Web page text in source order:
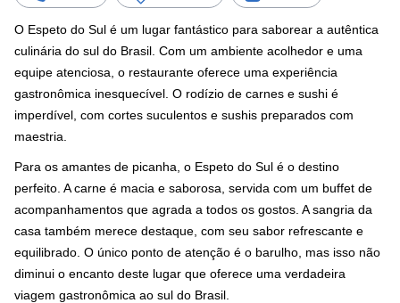
O Espeto do Sul é um lugar fantástico para saborear a autêntica
culinária do sul do Brasil. Com um ambiente acolhedor e uma
equipe atenciosa, o restaurante oferece uma experiência
gastronômica inesquecível. O rodízio de carnes e sushi é
imperdível, com cortes suculentos e sushis preparados com
maestria.
Para os amantes de picanha, o Espeto do Sul é o destino
perfeito. A carne é macia e saborosa, servida com um buffet de
acompanhamentos que agrada a todos os gostos. A sangria da
casa também merece destaque, com seu sabor refrescante e
equilibrado. O único ponto de atenção é o barulho, mas isso não
diminui o encanto deste lugar que oferece uma verdadeira
viagem gastronômica ao sul do Brasil.